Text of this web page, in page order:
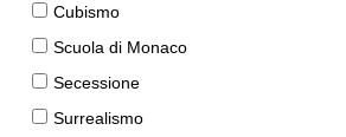
Cubismo
Scuola di Monaco
Secessione
Surrealismo